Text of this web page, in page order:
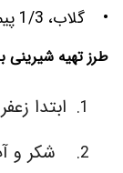
• گلاب، 1/3 پیمانه
طرز تهیه شیرینی
ابتدا
شکر و